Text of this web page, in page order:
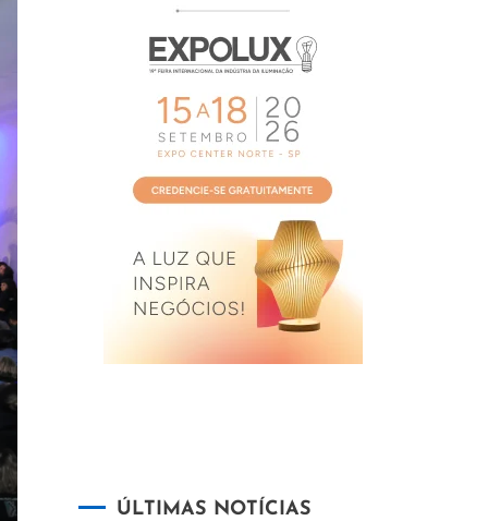
ÚLTIMAS NOTÍCIAS